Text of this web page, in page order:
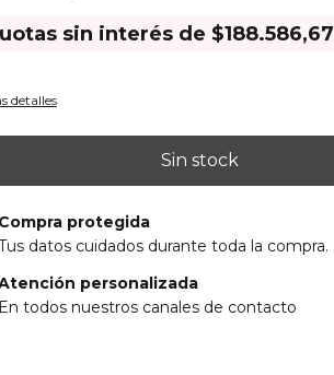
sin interés de $188.586,67
detalles
Compra protegida
datos cuidados durante toda la compra.
personalizada
En todos nuestros canales de contacto